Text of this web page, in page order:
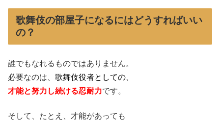
歌舞伎の部屋子になるにはどうすればいい
の？
誰でもなれるものではありません。
必要なのは、 歌舞伎役者としての、
才能と努力 し続ける忍耐力です。
そして、たとえ、才能があっても